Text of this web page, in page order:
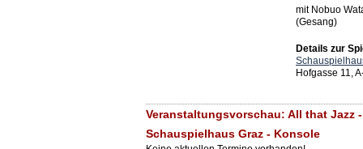
mit Nobuo
(Gesang)
Details zur
Hofgasse 11,
Veranstaltungsvorschau: All that Jazz
Schauspielhaus Graz - Konsole